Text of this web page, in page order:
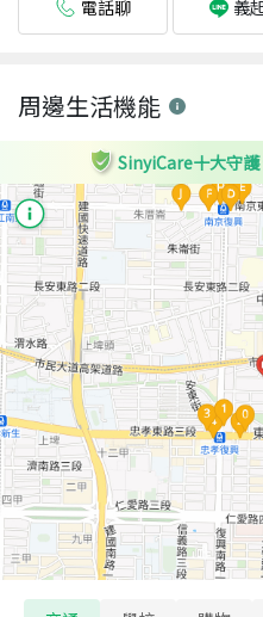
電話聊 義
周邊生活機能
SinyiCare十大守